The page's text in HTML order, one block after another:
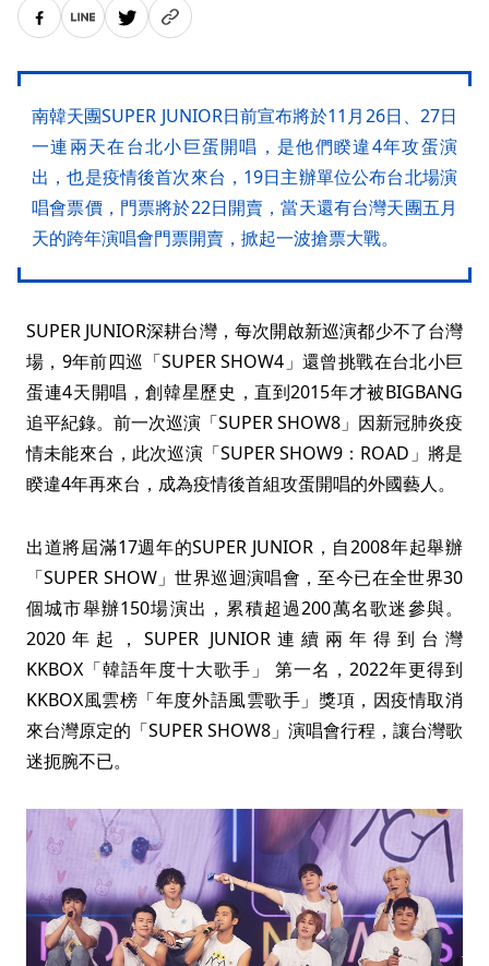
南韓天團SUPER JUNIOR日前宣布將於11月26日、27日
一連兩天在台北小巨蛋開唱，是他們睽違4年攻蛋演
出，也是疫情後首次來台，19日主辦單位公布台北場演
唱會票價，門票將於22日開賣，當天還有台灣天團五月
天的跨年演唱會門票開賣，掀起一波搶票大戰。
SUPER JUNIOR深耕台灣，每次開啟新巡演都少不了台灣
場，9年前四巡「SUPER SHOW4」還曾挑戰在台北小巨
蛋連4天開唱，創韓星歷史，直到2015年才被BIGBANG
追平紀錄。前一次巡演「SUPER SHOW8」因新冠肺炎疫
情未能來台，此次巡演「SUPER SHOW9：ROAD」將是
睽違4年再來台，成為疫情後首組攻蛋開唱的外國藝人。
出道將屆滿17週年的SUPER JUNIOR，自2008年起舉辦
「SUPER SHOW」世界巡迴演唱會，至今已在全世界30
個城市舉辦150場演出，累積超過200萬名歌迷參與。
2020年起，SUPER JUNIOR連續兩年得到台灣
KKBOX「韓語年度十大歌手」 第一名，2022年更得到
KKBOX風雲榜「年度外語風雲歌手」獎項，因疫情取消
來台灣原定的「SUPER SHOW8」演唱會行程，讓台灣歌
迷扼腕不已。